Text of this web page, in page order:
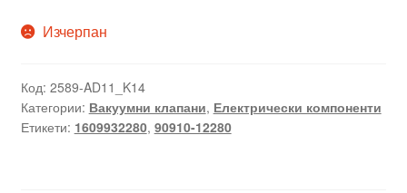
Изчерпан
Код: 2589-AD11_K14
Категории: Вакуумни клапани, Електрически компоненти
Етикети: 1609932280, 90910-12280